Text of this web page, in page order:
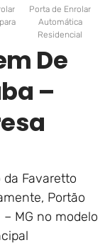
Porta de Enrolar
Automática
Residencial
De
–
Favaretto
Portão
MG no modelo